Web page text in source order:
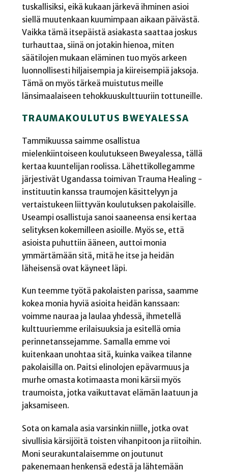
tuskallisiksi, eikä kukaan järkevä ihminen asioi
siellä muutenkaan kuumimpaan aikaan päivästä.
Vaikka tämä itsepäistä asiakasta saattaa joskus
turhauttaa, siinä on jotakin hienoa, miten
säätilojen mukaan eläminen tuo myös arkeen
luonnollisesti hiljaisempia ja kiireisempiä jaksoja.
Tämä on myös tärkeä muistutus meille
länsimaalaiseen tehokkuuskulttuuriin tottuneille.
TRAUMAKOULUTUS BWEYALESSA
Tammikuussa saimme osallistua
mielenkiintoiseen koulutukseen Bweyalessa, tällä
kertaa kuuntelijan roolissa. Lähettikollegamme
järjestivät Ugandassa toimivan Trauma Healing -
instituutin kanssa traumojen käsittelyyn ja
vertaistukeen liittyvän koulutuksen pakolaisille.
Useampi osallistuja sanoi saaneensa ensi kertaa
selityksen kokemilleen asioille. Myös se, että
asioista puhuttiin ääneen, auttoi monia
ymmärtämään sitä, mitä he itse ja heidän
läheisensä ovat käyneet läpi.
Kun teemme työtä pakolaisten parissa, saamme
kokea monia hyviä asioita heidän kanssaan:
voimme nauraa ja laulaa yhdessä, ihmetellä
kulttuuriemme erilaisuuksia ja esitellä omia
perinnetanssejamme. Samalla emme voi
kuitenkaan unohtaa sitä, kuinka vaikea tilanne
pakolaisilla on. Paitsi elinolojen epävarmuus ja
murhe omasta kotimaasta moni kärsii myös
traumoista, jotka vaikuttavat elämän laatuun ja
jaksamiseen.
Sota on kamala asia varsinkin niille, jotka ovat
sivullisia kärsijöitä toisten vihanpitoon ja riitoihin.
Moni seurakuntalaisemme on joutunut
pakenemaan henkensä edestä ja lähtemään